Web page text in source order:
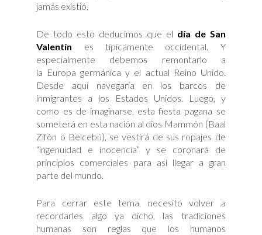
jamás existió.
De todo esto deducimos que el día de San
Valentín es típicamente occidental. Y
especialmente debemos remontarlo a
la Europa germánica y el actual Reino Unido.
Desde aquí navegaría en los barcos de
inmigrantes a los Estados Unidos. Luego, y
como es de imaginarse, esta fiesta pagana se
someterá en esta nación al dios Mammón (Baal
Zifón o Belcebú), se vestirá de sus ropajes de
“ingenuidad e inocencia” y se coronará de
principios comerciales para así llegar a gran
parte del mundo.
Para cerrar este tema, necesito volver a
recordarles algo ya dicho, las tradiciones
humanas son reglas que los humanos